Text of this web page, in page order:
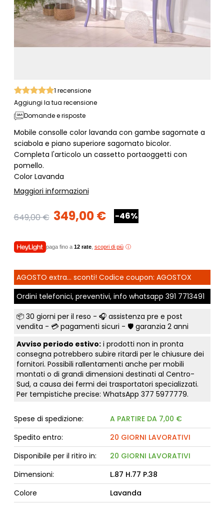
1 recensione
Aggiungi la tua recensione
Domande e risposte
Mobile consolle color lavanda con gambe sagomate a
sciabola e piano superiore sagomato bicolor.
Completa l'articolo un cassetto portaoggetti con
pomello.
Color Lavanda
Maggiori informazioni
649,00 € 349,00 € -46%
paga fino a 12 rate, scopri di più
AGOSTO extra... sconti! Codice coupon: AGOSTOX
Ordini telefonici, preventivi, info whatsapp 391 7713491
📦 30 giorni per il reso - 🎧 assistenza pre e post
vendita - 💳 pagamenti sicuri - 🛡️ garanzia 2 anni
Avviso periodo estivo:i prodotti non in pronta
consegna potrebbero subire ritardi per le chiusure dei
fornitori. Possibili rallentamenti anche per mobili
montati o di grandi dimensioni destinati al Centro-
Sud, a causa dei fermi dei trasportatori specializzati.
Per tempistiche precise: WhatsApp 377 5977779.
Spese di spedizione:
A PARTIRE DA 7,00 €
Spedito entro:
20 GIORNI LAVORATIVI
Disponibile per il ritiro in:
20 GIORNI LAVORATIVI
Dimensioni:
L.87 H.77 P.38
Colore
Lavanda